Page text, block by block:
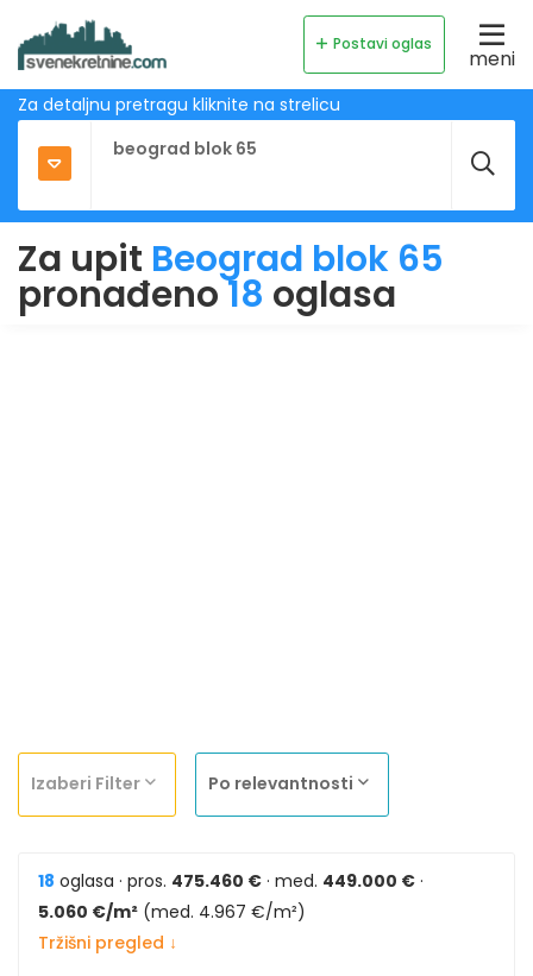
Postavi oglas
meni
Za detaljnu pretragu kliknite na strelicu
Za upit Beograd blok 65
pronađeno18 oglasa
Izaberi Filter Po relevantnosti
18 oglasa · pros. 475.460 € · med. 449.000 € ·
5.060 €/m² (med. 4.967 €/m²)
Tržišni pregled ↓